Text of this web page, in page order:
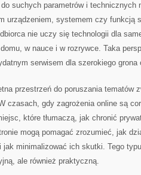
suchych parametrów i technicznych
urządzeniem, systemem czy funkcją
nie uczy się technologii dla
w nauce i w rozrywce. Taka
serwisem dla szerokiego grona
przestrzeń do poruszania tematów
czasach, gdy zagrożenia online są
które tłumaczą, jak chronić
mogą pomagać zrozumieć, jak
minimalizować ich skutki. Tego
ale również praktyczną.